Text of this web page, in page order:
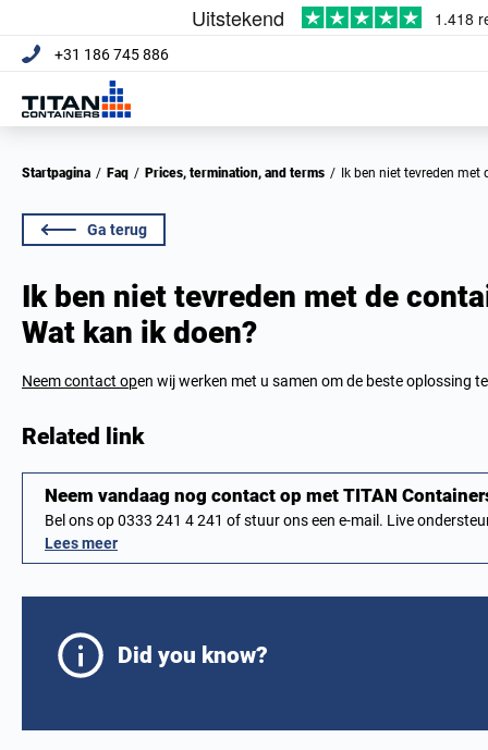
+31 186 745 886
Startpagina / Faq / Prices, termination, and terms / Ik ben niet tevreden
Ga terug
Ik ben niet tevreden met de
Wat kan ik doen?
Neem contact open wij werken met u samen om de beste oplossing
Related link
Neem vandaag nog contact op met TITAN
Bel ons op 0333 241 4 241 of stuur ons een e-mail. Live
Lees meer
Did you know?